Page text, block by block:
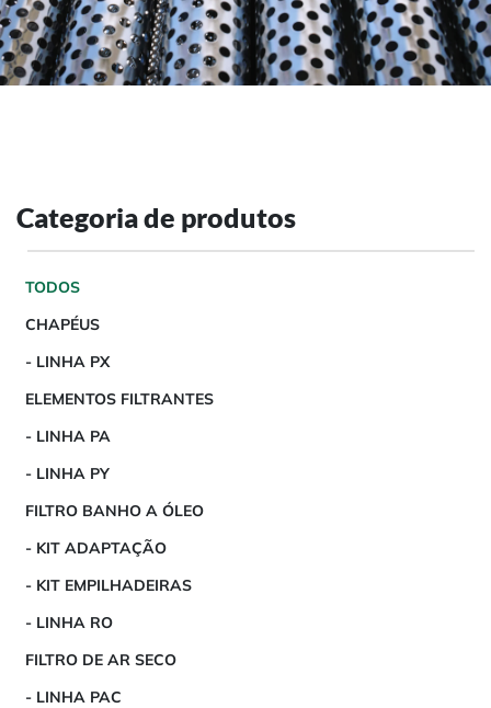
Categoria de produtos
CHAPÉUS
- LINHA PX
ELEMENTOS FILTRANTES
- LINHA PA
- LINHA PY
FILTRO BANHO A ÓLEO
- KIT ADAPTAÇÃO
- KIT EMPILHADEIRAS
- LINHA RO
FILTRO DE AR SECO
- LINHA PAC
TODOS